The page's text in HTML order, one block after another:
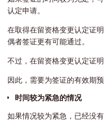
认定申请。
在取得在留资格变更认定证
偶者签证更有可能通过。
不过，在留资格变更认定证
因此，需要为签证的有效期
时间较为紧急的情况
如果情况较为紧急，已经没